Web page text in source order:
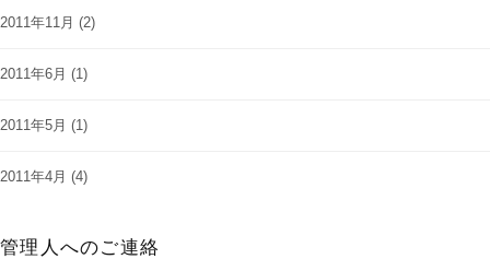
2011年11月 (2)
2011年6月 (1)
2011年5月 (1)
2011年4月 (4)
管理人へのご連絡